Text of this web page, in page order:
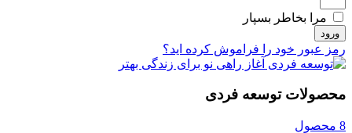
مرا بخاطر بسپار
ورود
رمز عبور خود را فراموش کرده اید؟
محصولات توسعه فردی
8 محصول